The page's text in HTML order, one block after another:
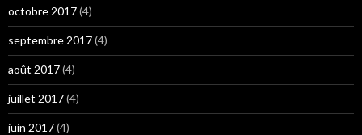
octobre 2017(4)
septembre 2017(4)
août 2017(4)
juillet 2017(4)
juin 2017(4)